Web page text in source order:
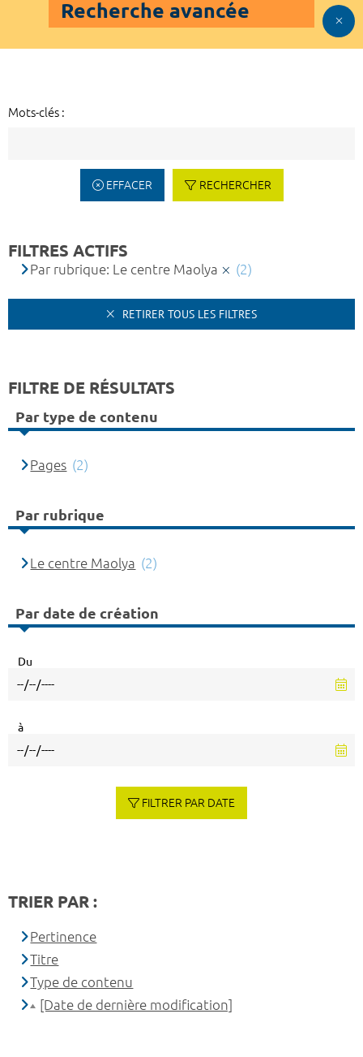
Recherche avancée
Mots-clés :
EFFACER RECHERCHER
FILTRES ACTIFS
Par rubrique: Le centre Maolya (2)
RETIRER TOUS LES FILTRES
FILTRE DE RÉSULTATS
Par type de contenu
Pages (2)
Par rubrique
Le centre Maolya (2)
Par date de création
Du
à
FILTRER PAR DATE
TRIER PAR :
Pertinence
Titre
Type de contenu
[Date de dernière modification]